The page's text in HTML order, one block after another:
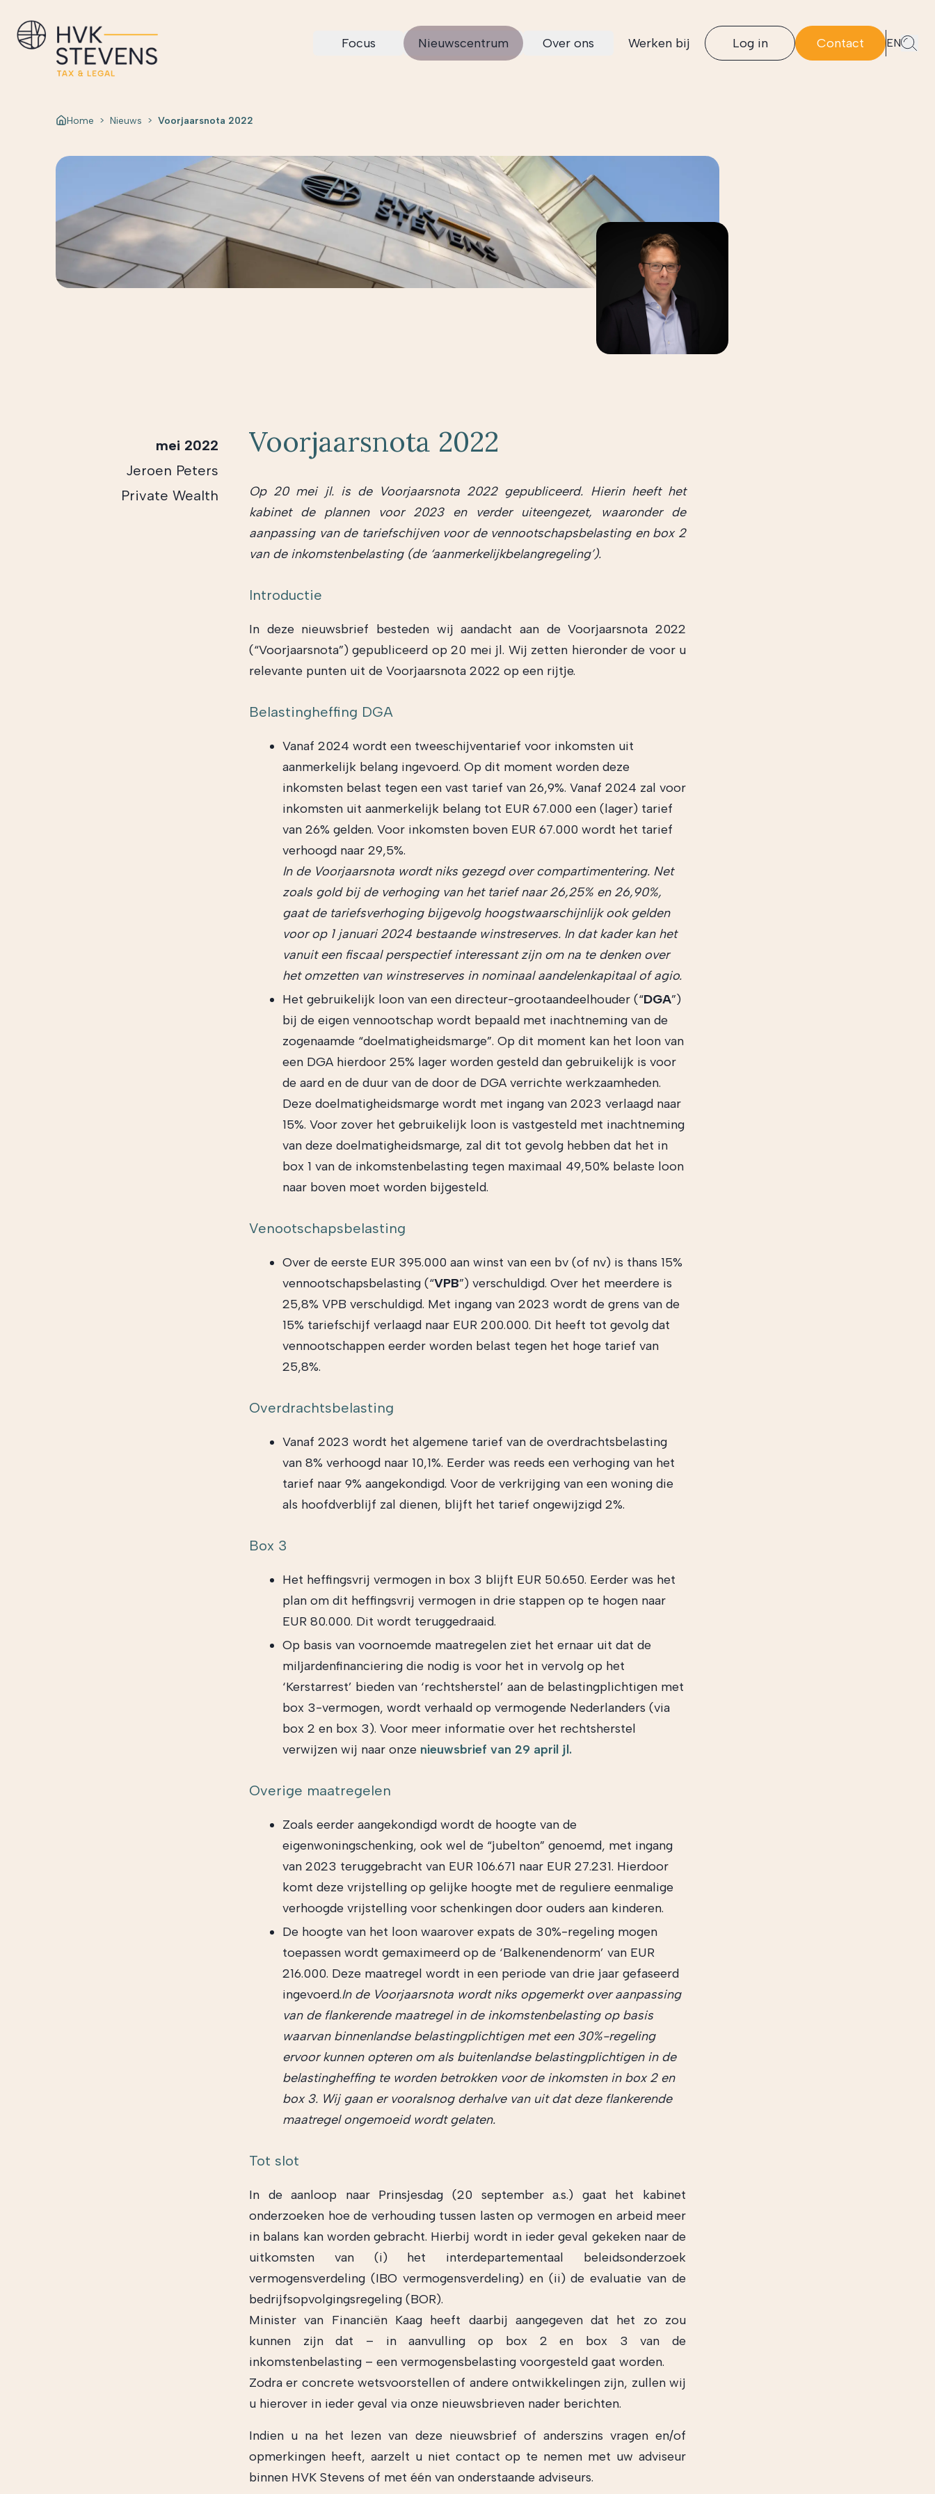
Focus Nieuwscentrum Over ons Werken bij Log in Contact EN
Home > Nieuws > Voorjaarsnota 2022
Voorjaarsnota 2022
Op 20 mei jl. is de Voorjaarsnota 2022 gepubliceerd. Hierin heeft het
kabinet de plannen voor 2023 en verder uiteengezet, waaronder de
aanpassing van de tariefschijven voor de vennootschapsbelasting en box 2
van de inkomstenbelasting (de ‘aanmerkelijkbelangregeling’).
Introductie
In deze nieuwsbrief besteden wij aandacht aan de Voorjaarsnota 2022
(“Voorjaarsnota”) gepubliceerd op 20 mei jl. Wij zetten hieronder de voor u
relevante punten uit de Voorjaarsnota 2022 op een rijtje.
Belastingheffing DGA
Vanaf 2024 wordt een tweeschijventarief voor inkomsten uit
aanmerkelijk belang ingevoerd. Op dit moment worden deze
inkomsten belast tegen een vast tarief van 26,9%. Vanaf 2024 zal voor
inkomsten uit aanmerkelijk belang tot EUR 67.000 een (lager) tarief
van 26% gelden. Voor inkomsten boven EUR 67.000 wordt het tarief
verhoogd naar 29,5%.
In de Voorjaarsnota wordt niks gezegd over compartimentering. Net
zoals gold bij de verhoging van het tarief naar 26,25% en 26,90%,
gaat de tariefsverhoging bijgevolg hoogstwaarschijnlijk ook gelden
voor op 1 januari 2024 bestaande winstreserves. In dat kader kan het
vanuit een fiscaal perspectief interessant zijn om na te denken over
het omzetten van winstreserves in nominaal aandelenkapitaal of agio.
Het gebruikelijk loon van een directeur-grootaandeelhouder (“DGA”)
bij de eigen vennootschap wordt bepaald met inachtneming van de
zogenaamde “doelmatigheidsmarge”. Op dit moment kan het loon van
een DGA hierdoor 25% lager worden gesteld dan gebruikelijk is voor
de aard en de duur van de door de DGA verrichte werkzaamheden.
Deze doelmatigheidsmarge wordt met ingang van 2023 verlaagd naar
15%. Voor zover het gebruikelijk loon is vastgesteld met inachtneming
van deze doelmatigheidsmarge, zal dit tot gevolg hebben dat het in
box 1 van de inkomstenbelasting tegen maximaal 49,50% belaste loon
naar boven moet worden bijgesteld.
Venootschapsbelasting
Over de eerste EUR 395.000 aan winst van een bv (of nv) is thans 15%
vennootschapsbelasting (“VPB”) verschuldigd. Over het meerdere is
25,8% VPB verschuldigd. Met ingang van 2023 wordt de grens van de
15% tariefschijf verlaagd naar EUR 200.000. Dit heeft tot gevolg dat
vennootschappen eerder worden belast tegen het hoge tarief van
25,8%.
Overdrachtsbelasting
Vanaf 2023 wordt het algemene tarief van de overdrachtsbelasting
van 8% verhoogd naar 10,1%. Eerder was reeds een verhoging van het
tarief naar 9% aangekondigd. Voor de verkrijging van een woning die
als hoofdverblijf zal dienen, blijft het tarief ongewijzigd 2%.
Box 3
Het heffingsvrij vermogen in box 3 blijft EUR 50.650. Eerder was het
plan om dit heffingsvrij vermogen in drie stappen op te hogen naar
EUR 80.000. Dit wordt teruggedraaid.
Op basis van voornoemde maatregelen ziet het ernaar uit dat de
miljardenfinanciering die nodig is voor het in vervolg op het
‘Kerstarrest’ bieden van ‘rechtsherstel’ aan de belastingplichtigen met
box 3-vermogen, wordt verhaald op vermogende Nederlanders (via
box 2 en box 3). Voor meer informatie over het rechtsherstel
verwijzen wij naar onze nieuwsbrief van 29 april jl.
Overige maatregelen
Zoals eerder aangekondigd wordt de hoogte van de
eigenwoningschenking, ook wel de “jubelton” genoemd, met ingang
van 2023 teruggebracht van EUR 106.671 naar EUR 27.231. Hierdoor
komt deze vrijstelling op gelijke hoogte met de reguliere eenmalige
verhoogde vrijstelling voor schenkingen door ouders aan kinderen.
De hoogte van het loon waarover expats de 30%-regeling mogen
toepassen wordt gemaximeerd op de ‘Balkenendenorm’ van EUR
216.000. Deze maatregel wordt in een periode van drie jaar gefaseerd
ingevoerd.In de Voorjaarsnota wordt niks opgemerkt over aanpassing
van de flankerende maatregel in de inkomstenbelasting op basis
waarvan binnenlandse belastingplichtigen met een 30%-regeling
ervoor kunnen opteren om als buitenlandse belastingplichtigen in de
belastingheffing te worden betrokken voor de inkomsten in box 2 en
box 3. Wij gaan er vooralsnog derhalve van uit dat deze flankerende
maatregel ongemoeid wordt gelaten.
Tot slot
In de aanloop naar Prinsjesdag (20 september a.s.) gaat het kabinet
onderzoeken hoe de verhouding tussen lasten op vermogen en arbeid meer
in balans kan worden gebracht. Hierbij wordt in ieder geval gekeken naar de
uitkomsten van (i) het interdepartementaal beleidsonderzoek
vermogensverdeling (IBO vermogensverdeling) en (ii) de evaluatie van de
bedrijfsopvolgingsregeling (BOR).
Minister van Financiën Kaag heeft daarbij aangegeven dat het zo zou
kunnen zijn dat – in aanvulling op box 2 en box 3 van de
inkomstenbelasting – een vermogensbelasting voorgesteld gaat worden.
Zodra er concrete wetsvoorstellen of andere ontwikkelingen zijn, zullen wij
u hierover in ieder geval via onze nieuwsbrieven nader berichten.
Indien u na het lezen van deze nieuwsbrief of anderszins vragen en/of
opmerkingen heeft, aarzelt u niet contact op te nemen met uw adviseur
binnen HVK Stevens of met één van onderstaande adviseurs.
mei 2022
Jeroen Peters
Private Wealth